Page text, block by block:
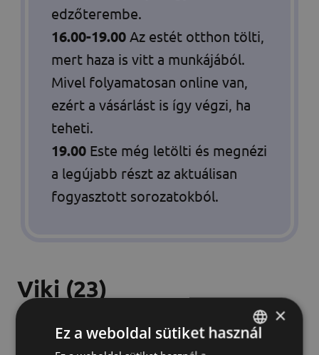
edzőterembe.
16.00-19.00 Az estét otthon tölti,
mert haza is vitt a munkájából.
Mivel folyamatosan online van,
ezért a vásárlást is így végzi, ha
teheti.
19.00 Este még letölti és megnézi
a legújabb részt az aktuálisan
fogyasztott sorozatokból.
Viki (23)
consumer insight specialist ×
Ez a weboldal sütiket használ